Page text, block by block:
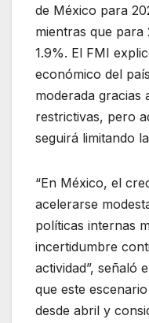
de México para
mientras que para
1.9%. El FMI
económico del
moderada gracias
restrictivas, pero
seguirá limitando
“En México, el
acelerarse
políticas internas
incertidumbre
actividad”, señaló
que este
desde abril y